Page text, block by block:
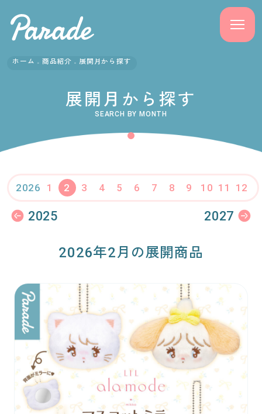
ニュース
よくある質問
PRIZE 公式 X
PRIZE 公式 Instagram
CAPSULE TOY 公式 X
ホーム 商品紹介 展開月から探す
展開月から探す
SEARCH BY MONTH
2025
2026 1 2 3 4 5 6 7 8 9 10 11 12
2027
2026年2月の展開商品